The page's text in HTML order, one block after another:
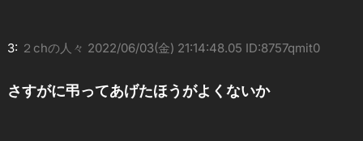
3: ２chの人々 2022/06/03(金) 21:14:48.05 ID:8757qmit0
さすがに弔ってあげたほうがよくないか